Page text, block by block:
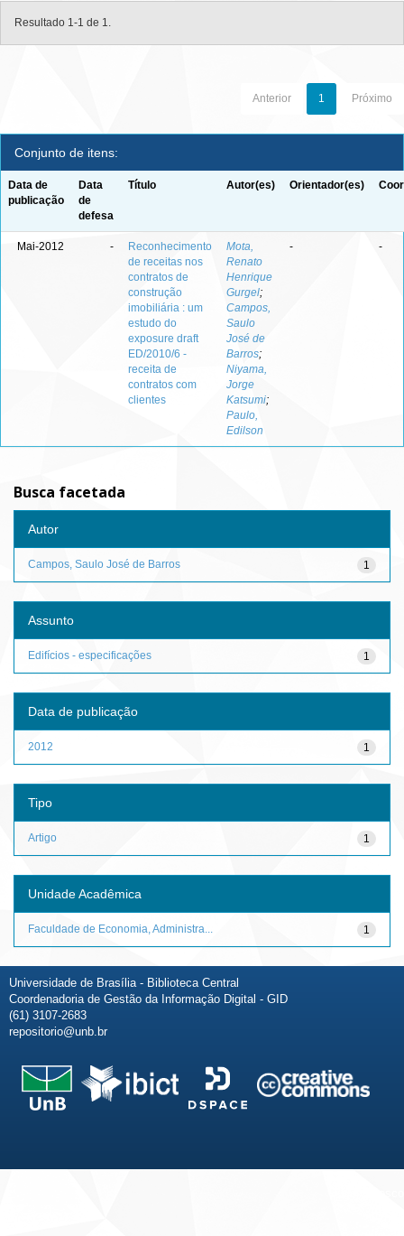
Resultado 1-1 de 1.
Anterior 1 Próximo
Conjunto de itens:
Data de
publicação
Data
de
defesa
Título Autor(es) Orientador(es)
Mai-2012 -
Reconhecimento
de receitas nos
contratos de
construção
imobiliária : um
estudo do
exposure draft
ED/2010/6 -
receita de
contratos com
clientes
Mota,
Renato
Henrique
Gurgel;
Campos,
Saulo
José de
Barros;
Niyama,
Jorge
Katsumi;
Paulo,
Edilson
- -
Busca facetada
Autor
1
Campos, Saulo José de Barros
Assunto
1
Edifícios - especificações
Data de publicação
1
2012
Tipo
1
Artigo
Unidade Acadêmica
1
Faculdade de Economia, Administra...
Universidade de Brasília - Biblioteca Central
Coordenadoria de Gestão da Informação Digital - GID
(61) 3107-2683
repositorio@unb.br